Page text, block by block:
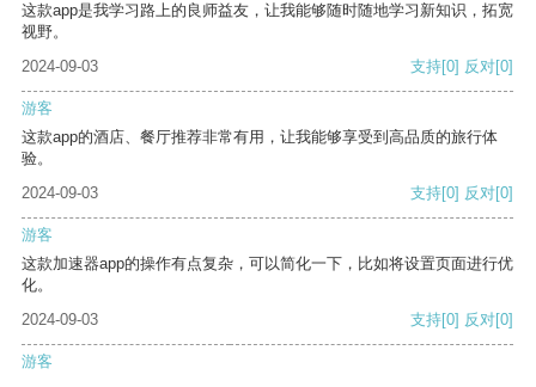
这款app是我学习路上的良师益友，让我能够随时随地学习新知识，拓宽
视野。
2024-09-03
支持[0] 反对[0]
游客
这款app的酒店、餐厅推荐非常有用，让我能够享受到高品质的旅行体
验。
2024-09-03
支持[0] 反对[0]
游客
这款加速器app的操作有点复杂，可以简化一下，比如将设置页面进行优
化。
2024-09-03
支持[0] 反对[0]
游客